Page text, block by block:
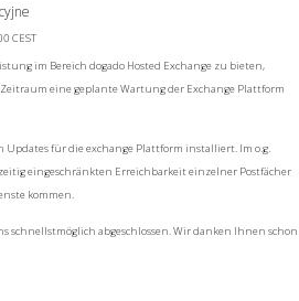
CEST
im Bereich dogado Hosted Exchange zu bieten,
eine geplante Wartung der Exchange Plattform
Updates für die exchange Plattform installiert. Im o.g.
eingeschränkten Erreichbarkeit einzelner Postfächer
kommen.
schnellstmöglich abgeschlossen. Wir danken Ihnen schon